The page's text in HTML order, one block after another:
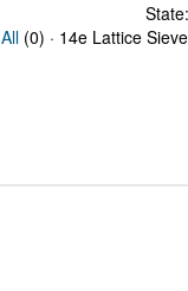
State:
All (0) · 14e Lattice